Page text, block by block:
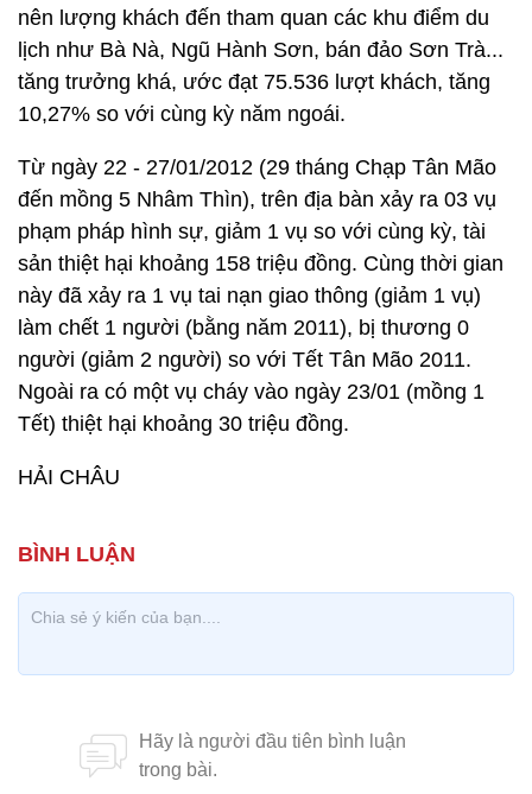
nên lượng khách đến tham quan các khu điểm du
lịch như Bà Nà, Ngũ Hành Sơn, bán đảo Sơn Trà...
tăng trưởng khá, ước đạt 75.536 lượt khách, tăng
10,27% so với cùng kỳ năm ngoái.
Từ ngày 22 - 27/01/2012 (29 tháng Chạp Tân Mão
đến mồng 5 Nhâm Thìn), trên địa bàn xảy ra 03 vụ
phạm pháp hình sự, giảm 1 vụ so với cùng kỳ, tài
sản thiệt hại khoảng 158 triệu đồng. Cùng thời gian
này đã xảy ra 1 vụ tai nạn giao thông (giảm 1 vụ)
làm chết 1 người (bằng năm 2011), bị thương 0
người (giảm 2 người) so với Tết Tân Mão 2011.
Ngoài ra có một vụ cháy vào ngày 23/01 (mồng 1
Tết) thiệt hại khoảng 30 triệu đồng.
HẢI CHÂU